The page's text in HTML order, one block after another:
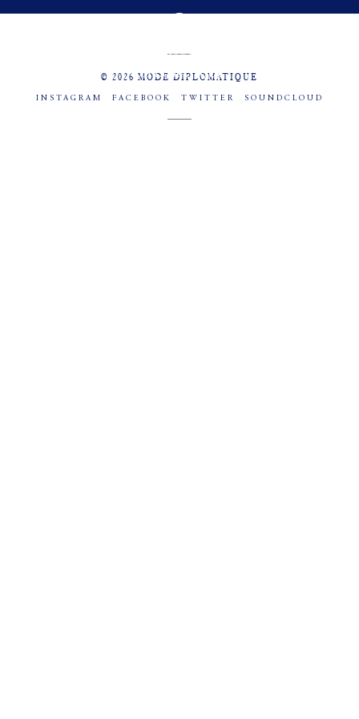
© 2026 MODE DIPLOMATIQUE
INSTAGRAM FACEBOOK TWITTER SOUNDCLOUD